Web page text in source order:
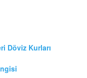
Döviz Kurları